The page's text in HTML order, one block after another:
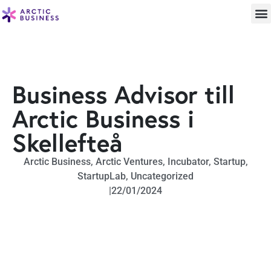
Business Advisor till
Arctic Business i
Skellefteå
Arctic Business, Arctic Ventures, Incubator, Startup,
StartupLab, Uncategorized
|22/01/2024